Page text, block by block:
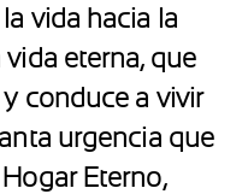
vida hacia la
eterna, que
conduce a vivir
urgencia que
Eterno,